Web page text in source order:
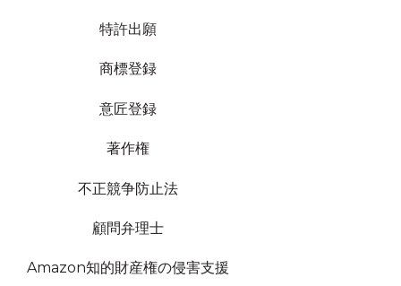
特許出願
商標登録
意匠登録
著作権
不正競争防止法
顧問弁理士
Amazon知的財産権の侵害支援